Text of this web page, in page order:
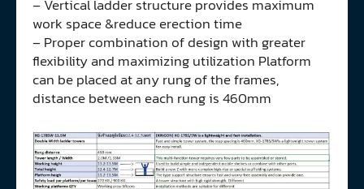
– Vertical ladder structure provides maximum
work space &reduce erection time
– Proper combination of design with greater
flexibility and maximizing utilization Platform
can be placed at any rung of the frames,
distance between each rung is 460mm